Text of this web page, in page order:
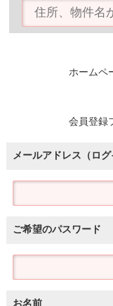
ホームペ
会員登録
メールアドレス（ログ
ご希望のパスワード
お名前